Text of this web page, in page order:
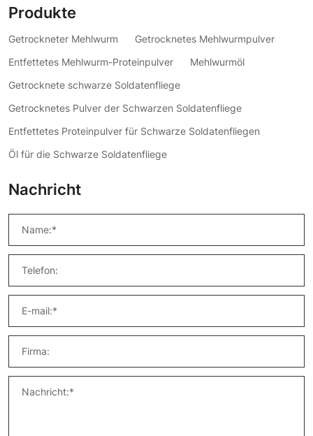
Produkte
Getrockneter Mehlwurm
Getrocknetes Mehlwurmpulver
Entfettetes Mehlwurm-Proteinpulver
Mehlwurmöl
Getrocknete schwarze Soldatenfliege
Getrocknetes Pulver der Schwarzen Soldatenfliege
Entfettetes Proteinpulver für Schwarze Soldatenfliegen
Öl für die Schwarze Soldatenfliege
Nachricht